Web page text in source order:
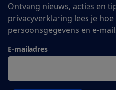
Ontvang nieuws, acties en
privacyverklaring lees je
persoonsgegevens en e-
E-mailadres